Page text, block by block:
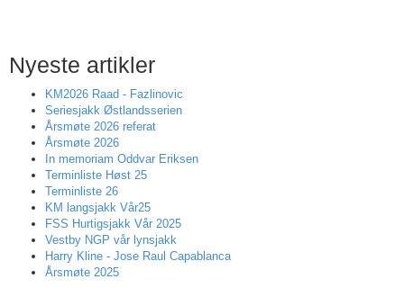
Nyeste artikler
KM2026 Raad - Fazlinovic
Seriesjakk Østlandsserien
Årsmøte 2026 referat
Årsmøte 2026
In memoriam Oddvar Eriksen
Terminliste Høst 25
Terminliste 26
KM langsjakk Vår25
FSS Hurtigsjakk Vår 2025
Vestby NGP vår lynsjakk
Harry Kline - Jose Raul Capablanca
Årsmøte 2025